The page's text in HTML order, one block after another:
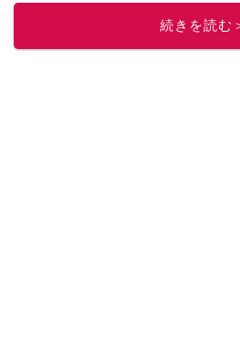
ニュースでフォロー
続きを読む